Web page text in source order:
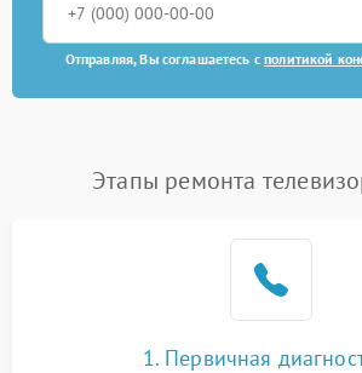
Отправляя, Вы соглашаетесь сполитикой
Этапы ремонта
1. Первичная